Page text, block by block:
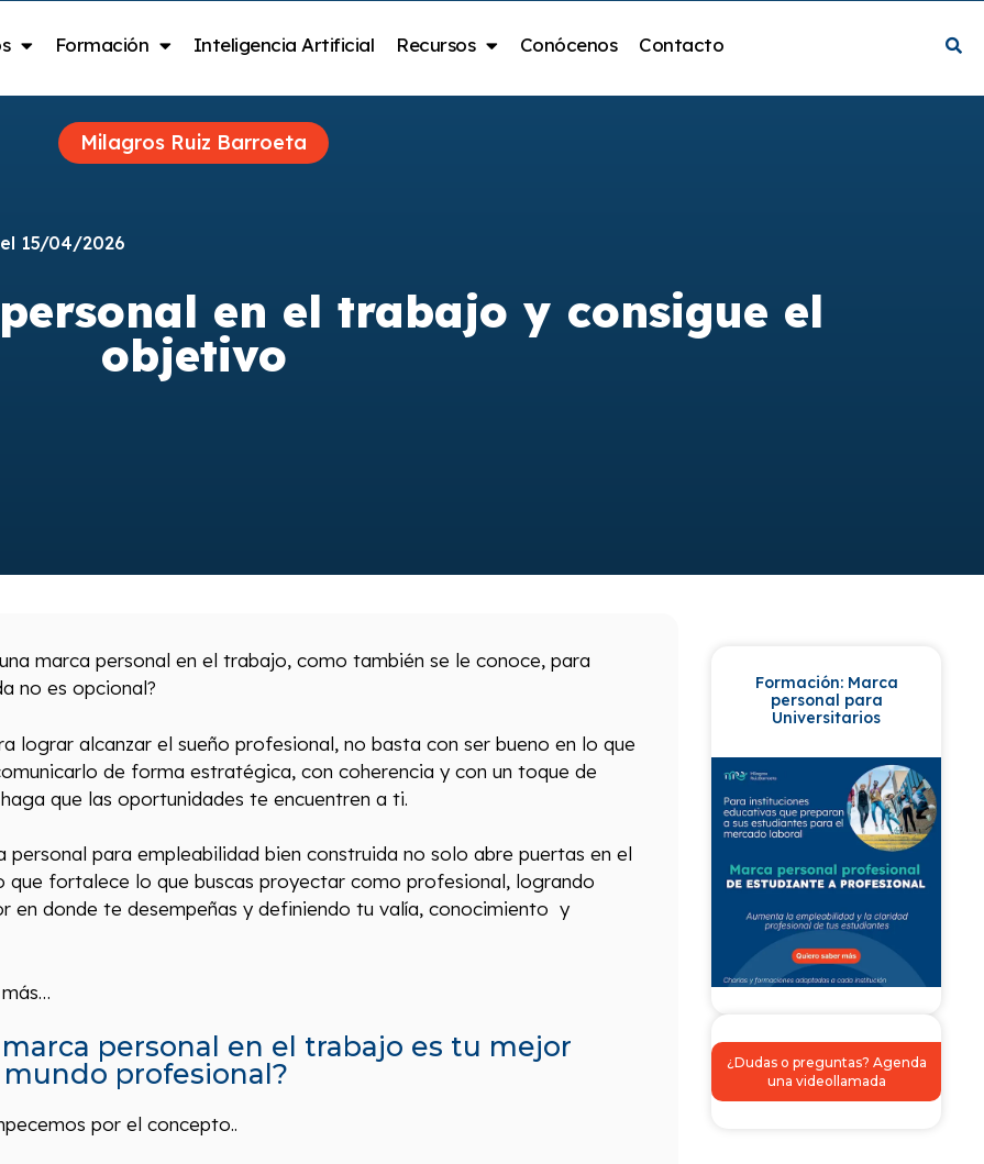
Formación Inteligencia Artificial Recursos Conócenos Contacto
Milagros Ruiz Barroeta
15/04/2026
en el trabajo y consigue el
objetivo
marca personal en el trabajo, como también se le conoce, para
no es opcional?
lograr alcanzar el sueño profesional, no basta con ser bueno en lo que
de forma estratégica, con coherencia y con un toque de
que las oportunidades te encuentren a ti.
personal para empleabilidad bien construida no solo abre puertas en el
que fortalece lo que buscas proyectar como profesional, logrando
en donde te desempeñas y definiendo tu valía, conocimiento y
personal en el trabajo es tu mejor
profesional?
por el concepto..
Formación: Marca
personal para
Universitarios
¿Dudas o preguntas? Agenda
una videollamada